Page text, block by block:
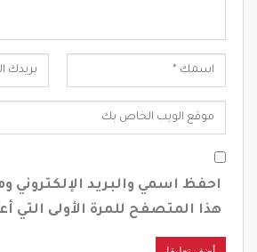
احفظ اسمي والبريد الإلكتروني
هذا المتصفح للمرة الأولى التي